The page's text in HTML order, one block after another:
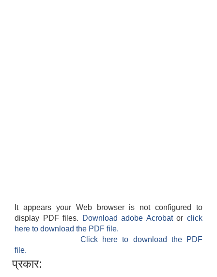
It appears your Web browser is not configured to
display PDF files.
Download adobe Acrobatorclick
here to download the PDF file.
Click here to download the PDF
file.
प्रकार: